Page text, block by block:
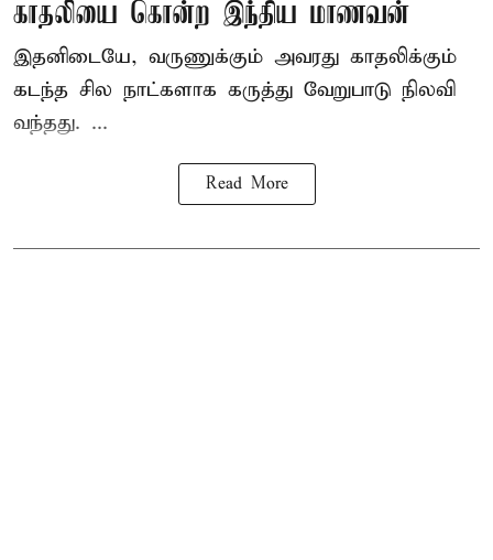
காதலியை கொன்ற இந்திய மாணவன்
இதனிடையே, வருணுக்கும் அவரது காதலிக்கும்
கடந்த சில நாட்களாக கருத்து வேறுபாடு நிலவி
வந்தது. ...
Read More